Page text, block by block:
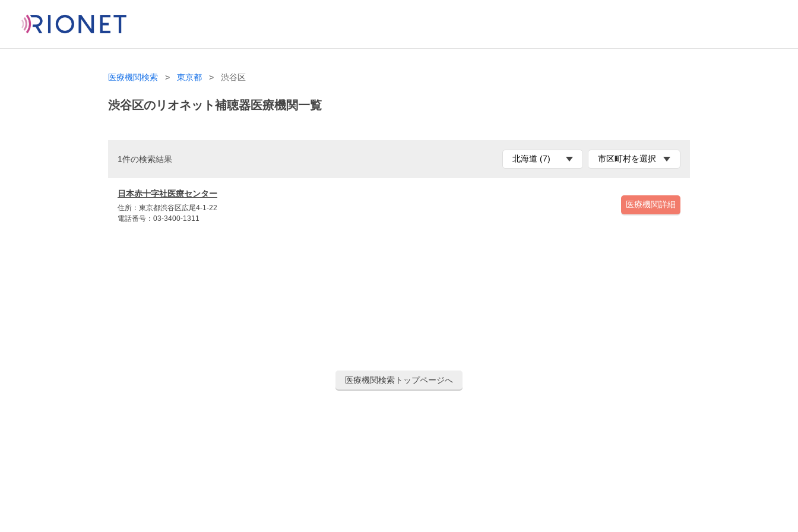
医療機関検索 東京都 渋谷区
渋谷区のリオネット補聴器医療機関一覧
1件の検索結果
日本赤十字社医療センター
住所：東京都渋谷区広尾4-1-22
電話番号：03-3400-1311
医療機関詳細
医療機関検索トップページへ